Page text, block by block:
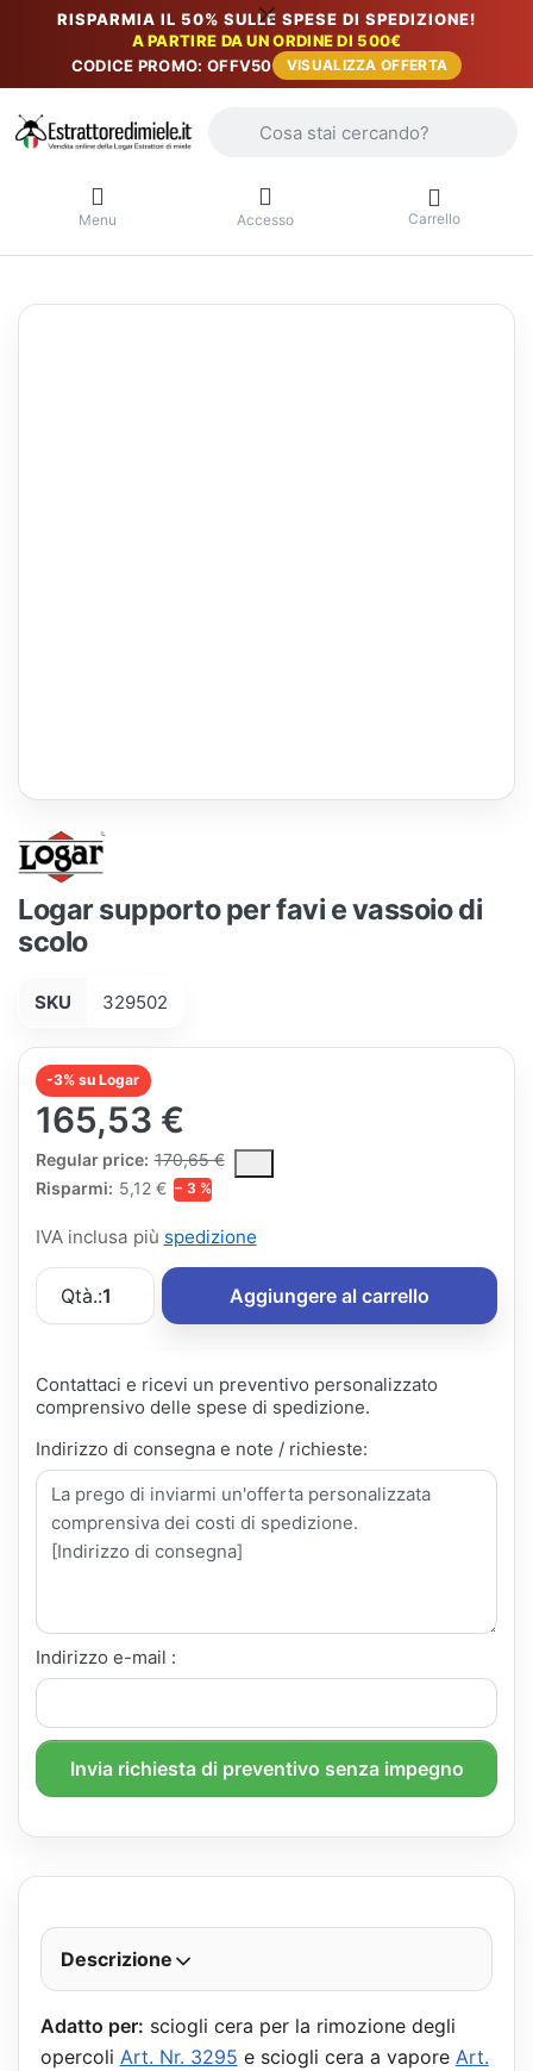
RISPARMIA IL 50% SULLE SPESE DI SPEDIZIONE!
A PARTIRE DA UN ORDINE DI 500€
CODICE PROMO: OFFV50
VISUALIZZA OFFERTA
Menu Accesso Carrello
Logar supporto per favi e vassoio di
scolo
SKU 329502
-3% su Logar
165,53 €
Regular price: 170,65 €
The Regular Price is the median selling price paid by
Risparmi: 5,12 € − 3 %
IVA inclusa più spedizione
Qtà.:1 Aggiungere al carrello
Contattaci e ricevi un preventivo personalizzato
comprensivo delle spese di spedizione.
Indirizzo di consegna e note / richieste:
Indirizzo e-mail :
Invia richiesta di preventivo senza impegno
Descrizione
Adatto per: sciogli cera per la rimozione degli
opercoli Art. Nr. 3295 e sciogli cera a vapore Art.